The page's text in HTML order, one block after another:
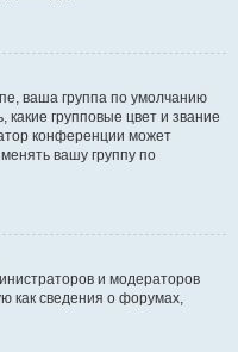
ваша группа по умолчанию
какие групповые цвет и звание
конференции может
вашу группу по
и модераторов
как сведения о форумах,